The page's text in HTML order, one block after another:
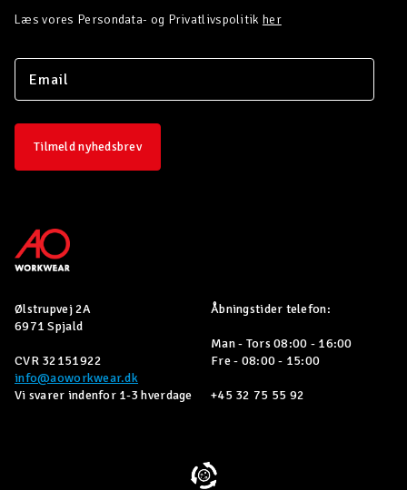
Læs vores Persondata- og Privatlivspolitik her
Tilmeld nyhedsbrev
Ølstrupvej 2A
6971 Spjald
CVR 32151922
info@aoworkwear.dk
Vi svarer indenfor 1-3 hverdage
Åbningstider telefon:
Man - Tors 08:00 - 16:00
Fre - 08:00 - 15:00
+45 32 75 55 92